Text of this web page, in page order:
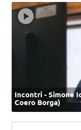
Incontri - Simone
Coero Borga)